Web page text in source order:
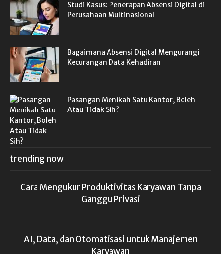
Studi Kasus: Penerapan Absensi Digital di
Perusahaan Multinasional
Bagaimana Absensi Digital Mengurangi
Kecurangan Data Kehadiran
Pasangan Menikah Satu Kantor, Boleh
Atau Tidak Sih?
trending now
Cara Mengukur Produktivitas Karyawan Tanpa
Ganggu Privasi
AI, Data, dan Otomatisasi untuk Manajemen
Karyawan